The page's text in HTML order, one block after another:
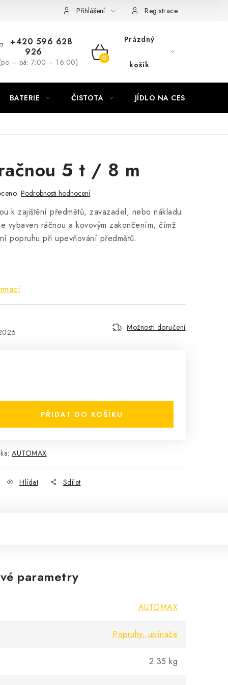
Přihlášení Registrace
+420 596 628
926
(po – pá: 7:00 – 16:00)
NÁKUPNÍ
Prázdný
košík
BATERIE ČISTOTA JÍDLO NA CESTU
5 t / 8 m
Podrobnosti hodnocení
k zajištění předmětů, zavazadel, nebo nákladu.
vybaven ráčnou a kovovým zakončením, čímž
popruhu při upevňování předmětů.
Možnosti doručení
PŘIDAT DO KOŠÍKU
AUTOMAX
Hlídat Sdílet
parametry
AUTOMAX
Popruhy, upínače
2.35 kg